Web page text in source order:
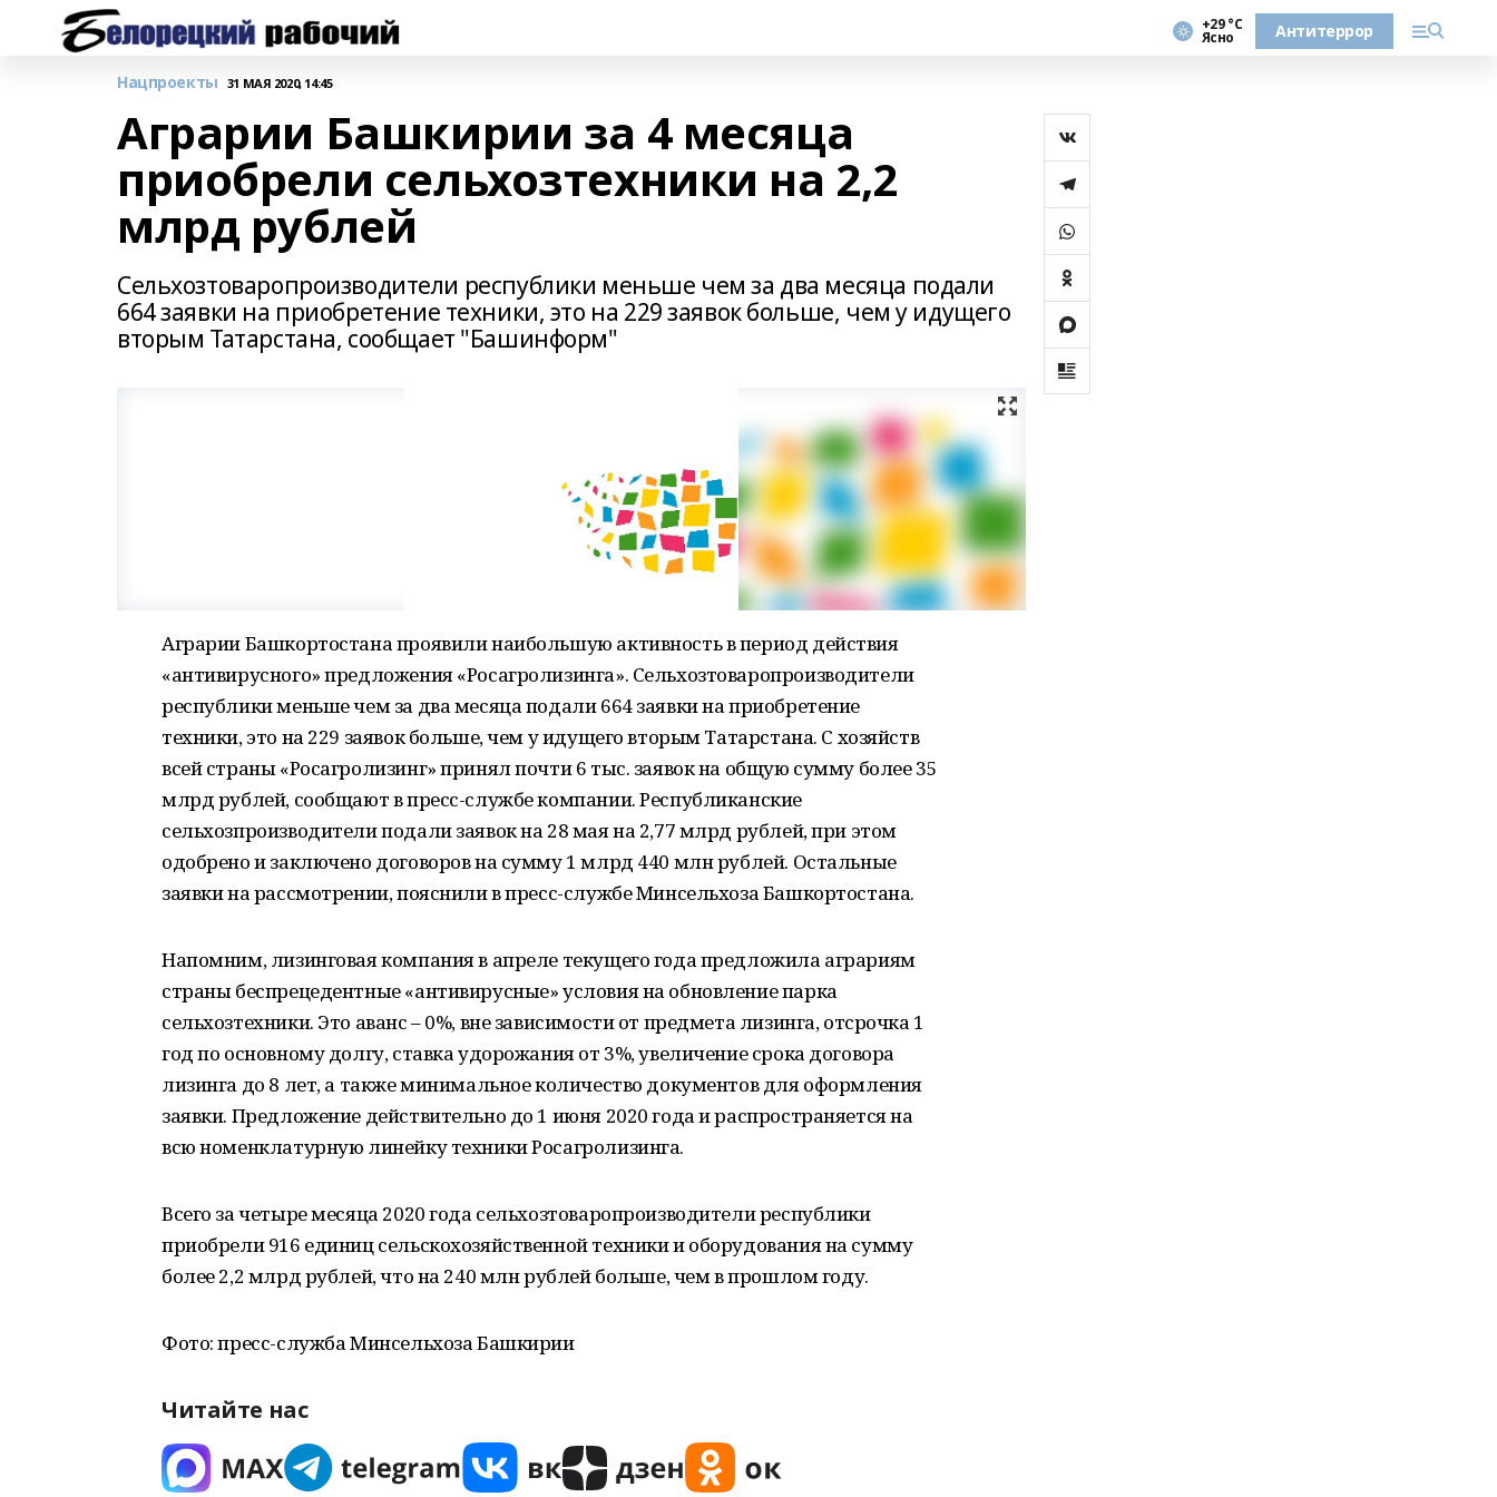
+29 °С
Ясно Антитеррор
Нацпроекты 31 МАЯ 2020, 14:45
Аграрии Башкирии за 4 месяца
приобрели сельхозтехники на 2,2
млрд рублей
Сельхозтоваропроизводители республики меньше чем за два месяца подали
664 заявки на приобретение техники, это на 229 заявок больше, чем у идущего
вторым Татарстана, сообщает "Башинформ"
Аграрии Башкортостана проявили наибольшую активность в период действия
«антивирусного» предложения «Росагролизинга». Сельхозтоваропроизводители
республики меньше чем за два месяца подали 664 заявки на приобретение
техники, это на 229 заявок больше, чем у идущего вторым Татарстана. С хозяйств
всей страны «Росагролизинг» принял почти 6 тыс. заявок на общую сумму более 35
млрд рублей, сообщают в пресс-службе компании. Республиканские
сельхозпроизводители подали заявок на 28 мая на 2,77 млрд рублей, при этом
одобрено и заключено договоров на сумму 1 млрд 440 млн рублей. Остальные
заявки на рассмотрении, пояснили в пресс-службе Минсельхоза Башкортостана.
Напомним, лизинговая компания в апреле текущего года предложила аграриям
страны беспрецедентные «антивирусные» условия на обновление парка
сельхозтехники. Это аванс – 0%, вне зависимости от предмета лизинга, отсрочка 1
год по основному долгу, ставка удорожания от 3%, увеличение срока договора
лизинга до 8 лет, а также минимальное количество документов для оформления
заявки. Предложение действительно до 1 июня 2020 года и распространяется на
всю номенклатурную линейку техники Росагролизинга.
Всего за четыре месяца 2020 года сельхозтоваропроизводители республики
приобрели 916 единиц сельскохозяйственной техники и оборудования на сумму
более 2,2 млрд рублей, что на 240 млн рублей больше, чем в прошлом году.
Фото: пресс-служба Минсельхоза Башкирии
Читайте нас